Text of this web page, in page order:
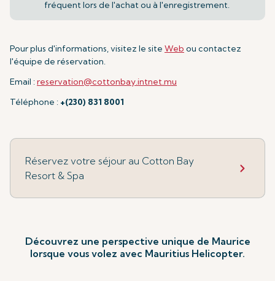
fréquent lors de l'achat ou à l'enregistrement.
Pour plus d'informations, visitez le site Web ou contactez
l'équipe de réservation.
Email :reservation@cottonbay.intnet.mu
Téléphone : +(230) 831 8001
Réservez votre séjour au Cotton Bay
Resort & Spa
Découvrez une perspective unique de Maurice
lorsque vous volez avec Mauritius Helicopter.